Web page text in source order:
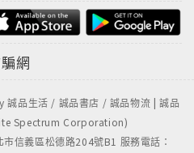
網
品生活 / 誠品書店 / 誠品物流 | 誠品
Spectrum Corporation)
信義區松德路204號B1 服務電話：